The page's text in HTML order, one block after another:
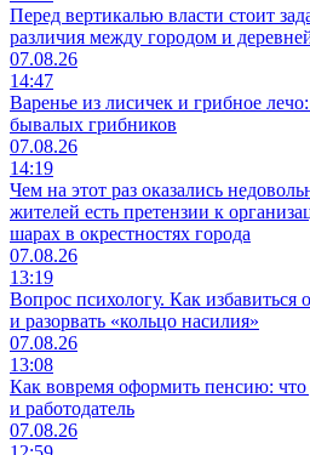
Перед вертикалью власти стоит
различия между городом и
07.08.26
14:47
Варенье из лисичек и грибное
бывалых грибников
07.08.26
14:19
Чем на этот раз оказались
жителей есть претензии к
шарах в окрестностях города
07.08.26
13:19
Вопрос психологу. Как
и разорвать «кольцо насилия»
07.08.26
13:08
Как вовремя оформить пенсию:
и работодатель
07.08.26